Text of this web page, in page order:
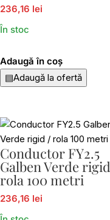
236,16 lei
În stoc
Adaugă în coș
▤Adaugă la ofertă
Conductor FY2.5
Galben Verde rigid /
rola 100 metri
236,16 lei